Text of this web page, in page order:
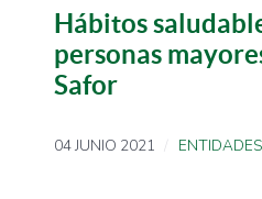
Hábitos
personas
Safor
04 JUNIO 2021